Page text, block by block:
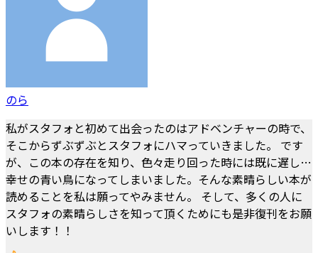
のら
私がスタフォと初めて出会ったのはアドベンチャーの時で、
そこからずぶずぶとスタフォにハマっていきました。 です
が、この本の存在を知り、色々走り回った時には既に遅し…
幸せの青い鳥になってしまいました。そんな素晴らしい本が
読めることを私は願ってやみません。 そして、多くの人に
スタフォの素晴らしさを知って頂くためにも是非復刊をお願
いします！！